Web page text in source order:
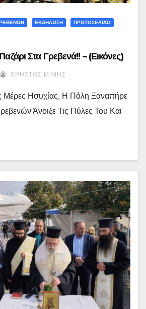
ΕΚΔΗΛΩΣΗ ΠΡΩΤΟΣΕΛΙΔΟ
Στα Γρεβενά!! – (εικόνες)
ΧΡΉΣΤΟΣ ΜΊΜΗΣ
Μέρες Ησυχίας, Η Πόλη Ξαναπήρε
Άνοιξε Τις Πύλες Του Και